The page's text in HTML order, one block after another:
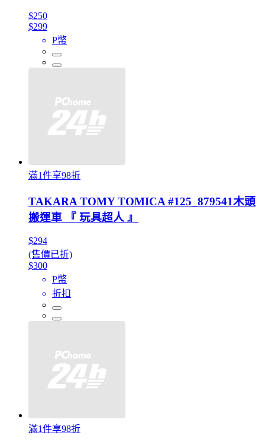
$250
$299
P幣
滿1件享98折
TAKARA TOMY TOMICA #125_879541木頭
搬運車 『 玩具超人 』
$294
(售價已折)
$300
P幣
折扣
滿1件享98折